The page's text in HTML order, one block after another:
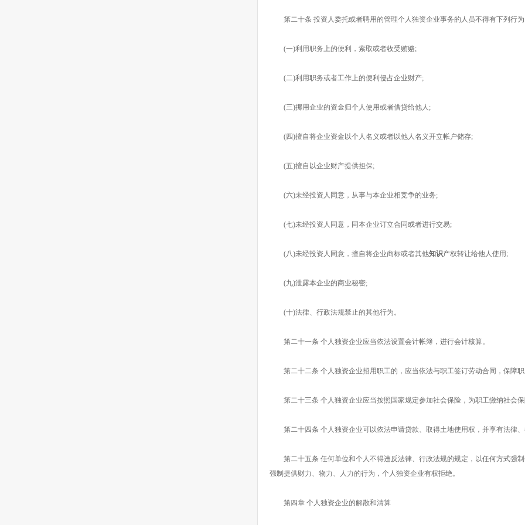
第二十条 投资人委托或者聘用的管理个人独资企业事务的人员不得有下列行
(一)利用职务上的便利，索取或者收受贿赂;
(二)利用职务或者工作上的便利侵占企业财产;
(三)挪用企业的资金归个人使用或者借贷给他人;
(四)擅自将企业资金以个人名义或者以他人名义开立帐户储存;
(五)擅自以企业财产提供担保;
(六)未经投资人同意，从事与本企业相竞争的业务;
(七)未经投资人同意，同本企业订立合同或者进行交易;
(八)未经投资人同意，擅自将企业商标或者其他知识产权转让给他人使用;
(九)泄露本企业的商业秘密;
(十)法律、行政法规禁止的其他行为。
第二十一条 个人独资企业应当依法设置会计帐簿，进行会计核算。
第二十二条 个人独资企业招用职工的，应当依法与职工签订劳动合同，保障
第二十三条 个人独资企业应当按照国家规定参加社会保险，为职工缴纳社会
第二十四条 个人独资企业可以依法申请贷款、取得土地使用权，并享有法律
第二十五条 任何单位和个人不得违反法律、行政法规的规定，以任何方式强
强制提供财力、物力、人力的行为，个人独资企业有权拒绝。
第四章 个人独资企业的解散和清算